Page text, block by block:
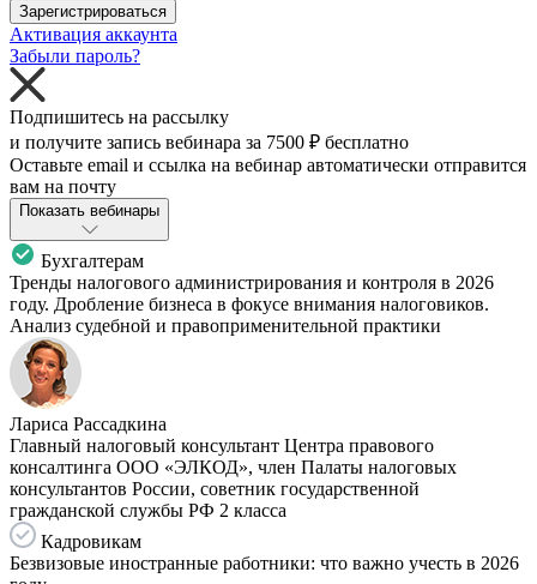
Зарегистрироваться
Активация аккаунта
Забыли пароль?
Подпишитесь на рассылку
и получите запись вебинара за 7500 ₽ бесплатно
Оставьте email и ссылка на вебинар автоматически отправится
вам на почту
Показать вебинары
Бухгалтерам
Тренды налогового администрирования и контроля в 2026
году. Дробление бизнеса в фокусе внимания налоговиков.
Анализ судебной и правоприменительной практики
Лариса Рассадкина
Главный налоговый консультант Центра правового
консалтинга ООО «ЭЛКОД», член Палаты налоговых
консультантов России, советник государственной
гражданской службы РФ 2 класса
Кадровикам
Безвизовые иностранные работники: что важно учесть в 2026